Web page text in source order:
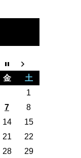
金
土
1
7
8
14
15
21
22
28
29